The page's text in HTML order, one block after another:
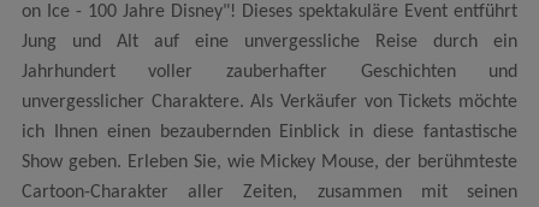
on Ice - 100 Jahre Disney"! Dieses spektakuläre Event entführt
Jung und Alt auf eine unvergessliche Reise durch ein
Jahrhundert voller zauberhafter Geschichten und
unvergesslicher Charaktere. Als Verkäufer von Tickets möchte
ich Ihnen einen bezaubernden Einblick in diese fantastische
Show geben. Erleben Sie, wie Mickey Mouse, der berühmteste
Cartoon-Charakter aller Zeiten, zusammen mit seinen